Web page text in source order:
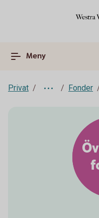
Meny
Privat Fonder